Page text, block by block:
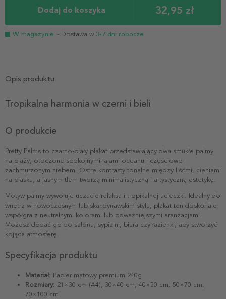
Dodaj do koszyka 32,95 zł
W magazynie - Dostawa w 3-7 dni robocze
Opis produktu
Tropikalna harmonia w czerni i bieli
O produkcie
Pretty Palms to czarno-biały plakat przedstawiający dwa smukłe palmy
na plaży, otoczone spokojnymi falami oceanu i częściowo
zachmurzonym niebem. Ostre kontrasty tonalne między liśćmi, cieniami
na piasku, a jasnym tłem tworzą minimalistyczną i artystyczną estetykę.
Motyw palmy wywołuje uczucie relaksu i tropikalnej ucieczki. Idealny do
wnętrz w nowoczesnym lub skandynawskim stylu, plakat ten doskonale
współgra z neutralnymi kolorami lub odważniejszymi aranżacjami.
Możesz dodać go do salonu, sypialni, biura czy łazienki, aby stworzyć
kojąca atmosferę.
Specyfikacja produktu
Materiał: Papier matowy premium 240g
Rozmiary: 21×30 cm (A4), 30×40 cm, 40×50 cm, 50×70 cm,
70×100 cm